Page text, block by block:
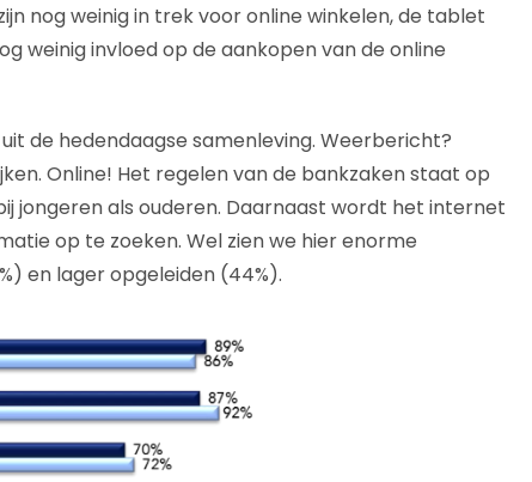
nog weinig in trek voor online winkelen, de tablet
weinig invloed op de aankopen van de online
de hedendaagse samenleving. Weerbericht?
Online! Het regelen van de bankzaken staat op
jongeren als ouderen. Daarnaast wordt het internet
op te zoeken. Wel zien we hier enorme
en lager opgeleiden (44%).